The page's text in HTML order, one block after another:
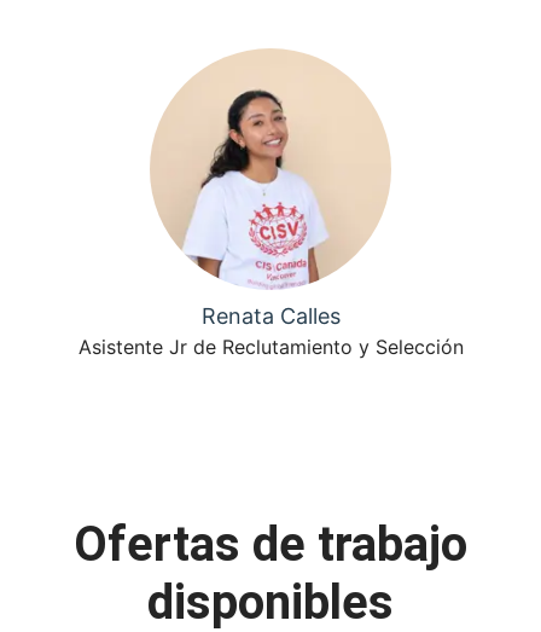
Renata Calles
Asistente Jr de Reclutamiento y Selección
Ofertas de trabajo
disponibles